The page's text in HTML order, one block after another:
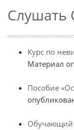
Слушать
Курс по
Материал
Пособие
Обучающий